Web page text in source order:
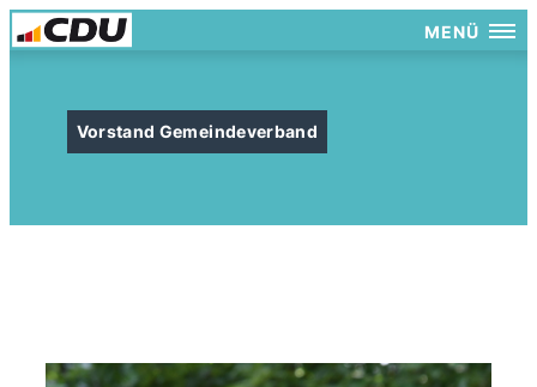
MENÜ
Vorstand Gemeindeverband